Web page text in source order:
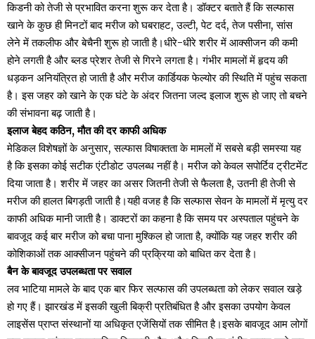
किडनी को तेजी से प्रभावित करना शुरू कर देता है। डॉक्टर बताते हैं कि सल्फास
खाने के कुछ ही मिनटों बाद मरीज को घबराहट, उल्टी, पेट दर्द, तेज पसीना, सांस
लेने में तकलीफ और बेचैनी शुरू हो जाती है।धीरे-धीरे शरीर में आक्सीजन की कमी
होने लगती है और ब्लड प्रेशर तेजी से गिरने लगता है। गंभीर मामलों में हृदय की
धड़कन अनियंत्रित हो जाती है और मरीज कार्डियक फेल्योर की स्थिति में पहुंच सकता
है। इस जहर को खाने के एक घंटे के अंदर जितना जल्द इलाज शुरू हो जाए तो बचने
की संभावना बढ़ जाती है।
इलाज बेहद कठिन, मौत की दर काफी अधिक
मेडिकल विशेषज्ञों के अनुसार, सल्फास विषाक्तता के मामलों में सबसे बड़ी समस्या यह
है कि इसका कोई सटीक एंटीडोट उपलब्ध नहीं है। मरीज को केवल सपोर्टिव ट्रीटमेंट
दिया जाता है। शरीर में जहर का असर जितनी तेजी से फैलता है, उतनी ही तेजी से
मरीज की हालत बिगड़ती जाती है।यही वजह है कि सल्फास सेवन के मामलों में मृत्यु दर
काफी अधिक मानी जाती है। डाक्टरों का कहना है कि समय पर अस्पताल पहुंचने के
बावजूद कई बार मरीज को बचा पाना मुश्किल हो जाता है, क्योंकि यह जहर शरीर की
कोशिकाओं तक आक्सीजन पहुंचने की प्रक्रिया को बाधित कर देता है।
बैन के बावजूद उपलब्धता पर सवाल
लव भाटिया मामले के बाद एक बार फिर सल्फास की उपलब्धता को लेकर सवाल खड़े
हो गए हैं। झारखंड में इसकी खुली बिक्री प्रतिबंधित है और इसका उपयोग केवल
लाइसेंस प्राप्त संस्थानों या अधिकृत एजेंसियों तक सीमित है।इसके बावजूद आम लोगों